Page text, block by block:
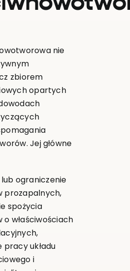
nie
zbiorem
opartych
Jej główne
ograniczenie
prozapalnych,
spożycia
właściwościach
pracy układu
i